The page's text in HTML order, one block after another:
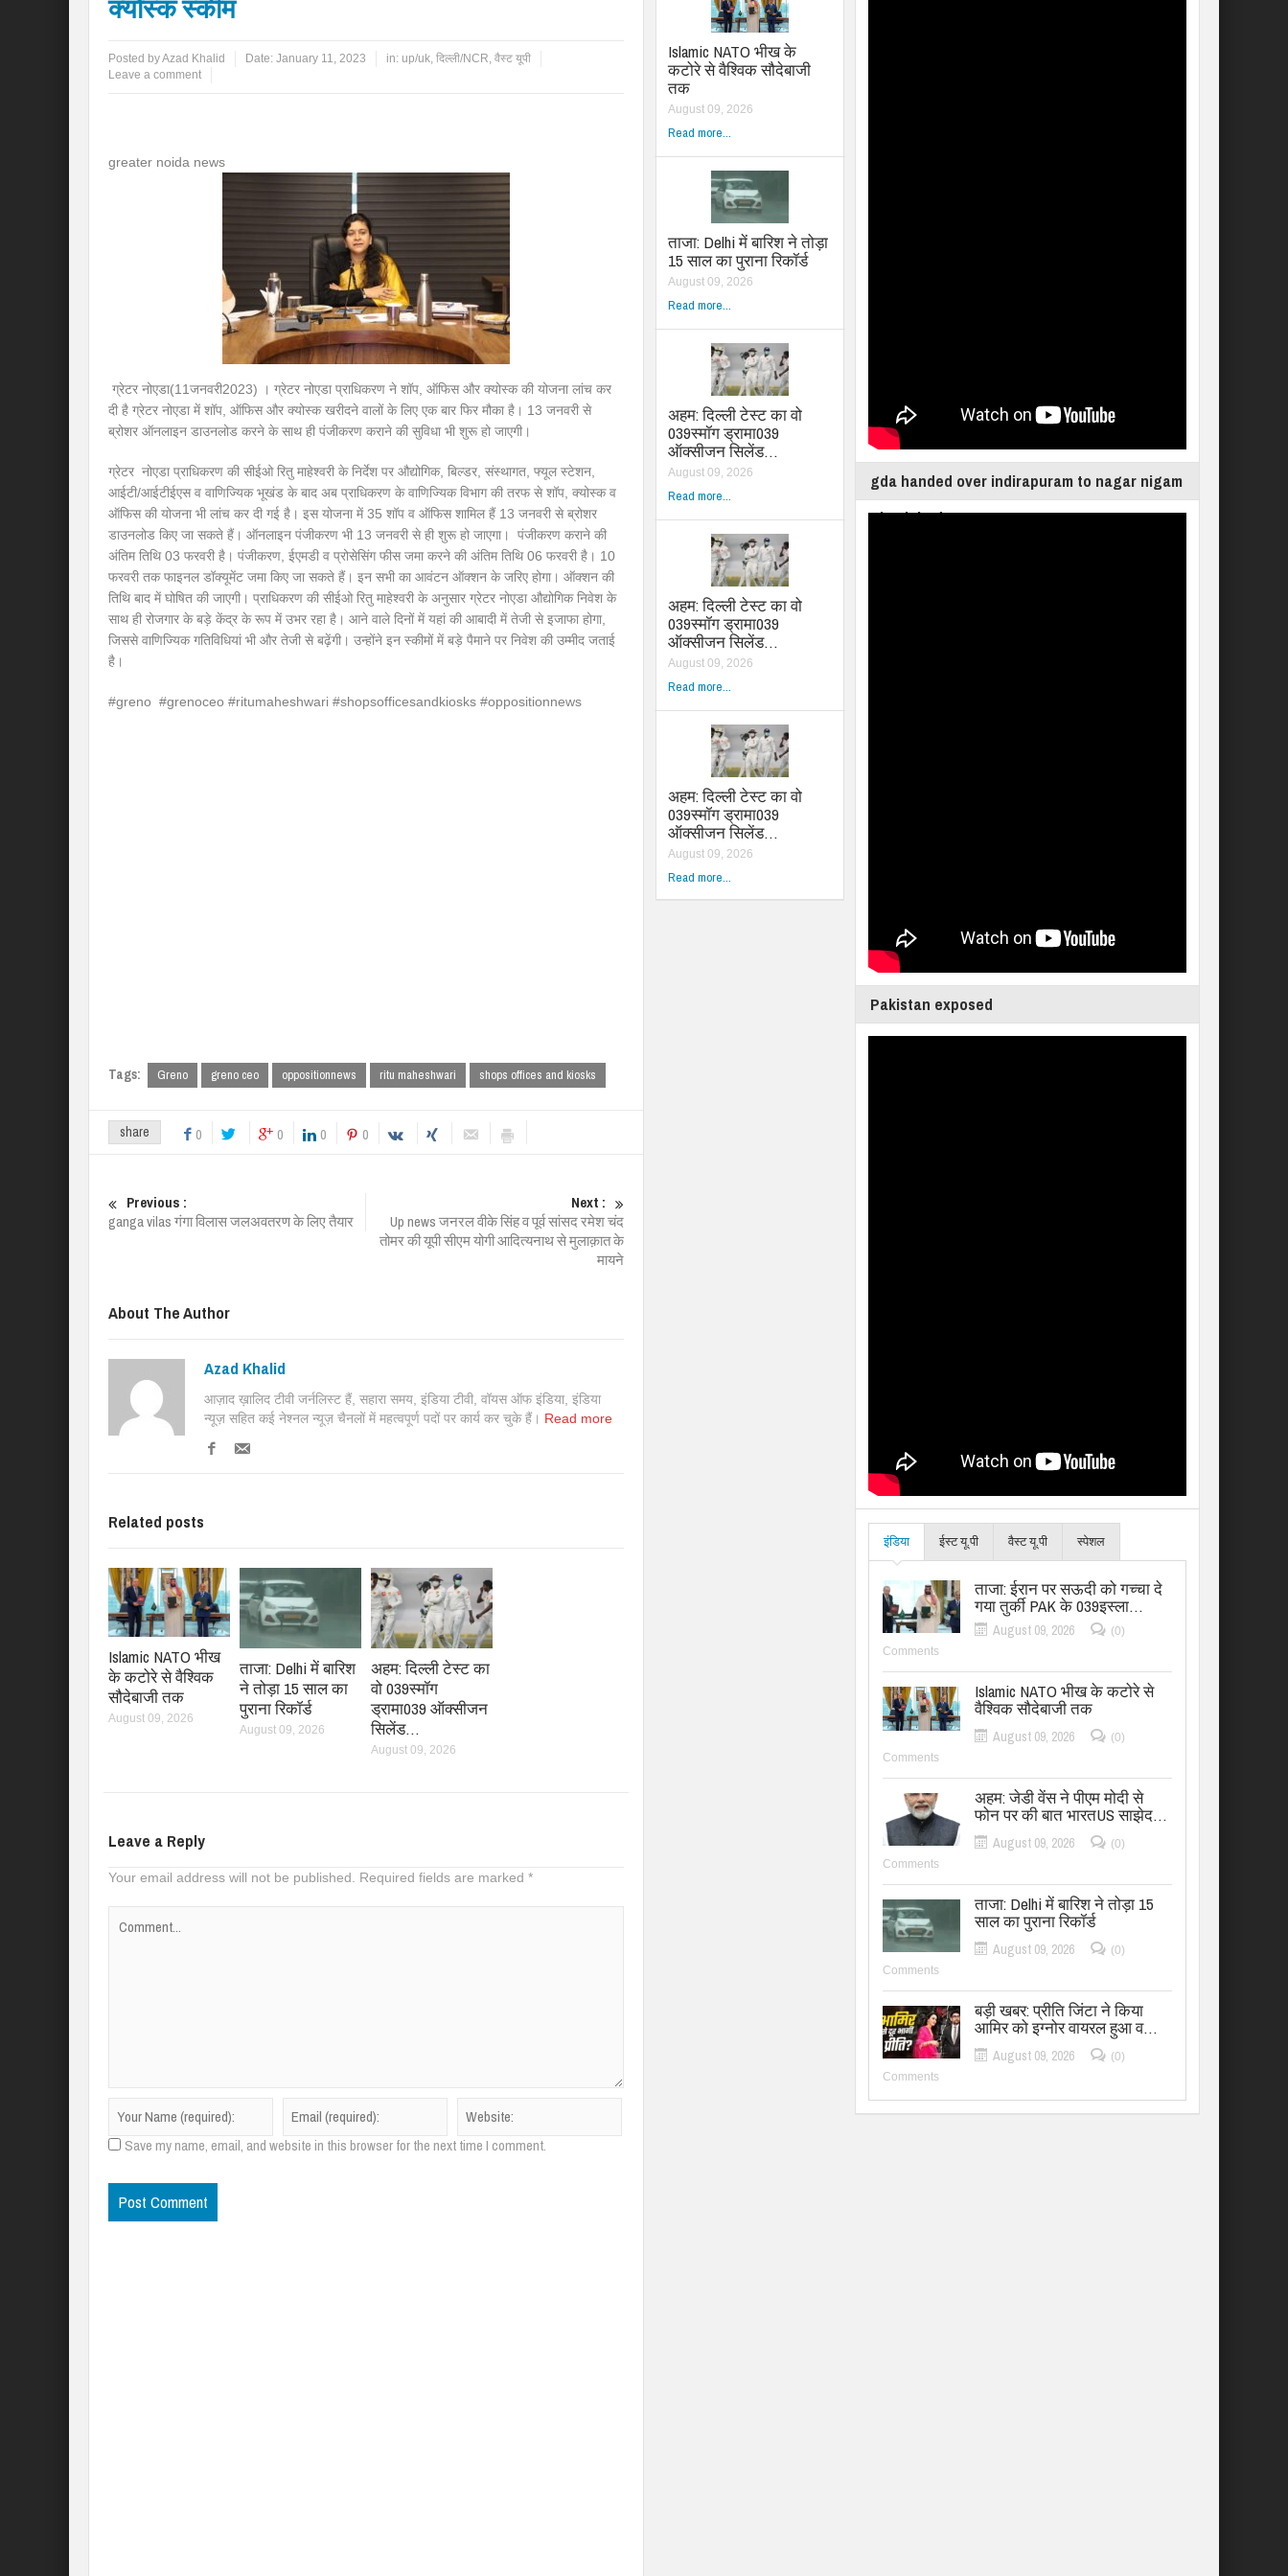
क्योस्क स्कीम
Posted byAzad Khalid Date: January 11, 2023 in: up/uk, दिल्ली/NCR, वैस्ट यूपी
Leave a comment
greater noida news
ग्रेटर नोएडा(11जनवरी2023) । ग्रेटर नोएडा प्राधिकरण ने शॉप, ऑफिस और क्योस्क की योजना लांच कर
दी है ग्रेटर नोएडा में शॉप, ऑफिस और क्योस्क खरीदने वालों के लिए एक बार फिर मौका है। 13 जनवरी से
ब्रोशर ऑनलाइन डाउनलोड करने के साथ ही पंजीकरण कराने की सुविधा भी शुरू हो जाएगी।
ग्रेटर नोएडा प्राधिकरण की सीईओ रितु माहेश्वरी के निर्देश पर औद्योगिक, बिल्डर, संस्थागत, फ्यूल स्टेशन,
आईटी/आईटीईएस व वाणिज्यिक भूखंड के बाद अब प्राधिकरण के वाणिज्यिक विभाग की तरफ से शॉप, क्योस्क व
ऑफिस की योजना भी लांच कर दी गई है। इस योजना में 35 शॉप व ऑफिस शामिल हैं 13 जनवरी से ब्रोशर
डाउनलोड किए जा सकते हैं। ऑनलाइन पंजीकरण भी 13 जनवरी से ही शुरू हो जाएगा। पंजीकरण कराने की
अंतिम तिथि 03 फरवरी है। पंजीकरण, ईएमडी व प्रोसेसिंग फीस जमा करने की अंतिम तिथि 06 फरवरी है। 10
फरवरी तक फाइनल डॉक्यूमेंट जमा किए जा सकते हैं। इन सभी का आवंटन ऑक्शन के जरिए होगा। ऑक्शन की
तिथि बाद में घोषित की जाएगी। प्राधिकरण की सीईओ रितु माहेश्वरी के अनुसार ग्रेटर नोएडा औद्योगिक निवेश के
साथ ही रोजगार के बड़े केंद्र के रूप में उभर रहा है। आने वाले दिनों में यहां की आबादी में तेजी से इजाफा होगा,
जिससे वाणिज्यिक गतिविधियां भी और तेजी से बढ़ेंगी। उन्होंने इन स्कीमों में बड़े पैमाने पर निवेश की उम्मीद जताई
है।
#greno #grenoceo #ritumaheshwari #shopsofficesandkiosks #oppositionnews
Tags: Greno greno ceo oppositionnews ritu maheshwari shops offices and kiosks
share 0 0 0 0
Previous :
ganga vilas गंगा विलास जलअवतरण के लिए तैयार
Next :
Up news जनरल वीके सिंह व पूर्व सांसद रमेश चंद
तोमर की यूपी सीएम योगी आदित्यनाथ से मुलाक़ात के
मायने
About The Author
Azad Khalid
आज़ाद ख़ालिद टीवी जर्नलिस्ट हैं, सहारा समय, इंडिया टीवी, वॉयस ऑफ इंडिया, इंडिया
न्यूज़ सहित कई नेश्नल न्यूज़ चैनलों में महत्वपूर्ण पदों पर कार्य कर चुके हैं। Read more
Related posts
Islamic NATO भीख
के कटोरे से वैश्विक
सौदेबाजी तक
August 09, 2026
ताजा: Delhi में बारिश
ने तोड़ा 15 साल का
पुराना रिकॉर्ड
August 09, 2026
अहम: दिल्ली टेस्ट का
वो 039स्मॉग
ड्रामा039 ऑक्सीजन
सिलेंड…
August 09, 2026
Leave a Reply
Your email address will not be published. Required fields are marked *
Save my name, email, and website in this browser for the next time I comment.
Islamic NATO भीख के
कटोरे से वैश्विक सौदेबाजी
तक
August 09, 2026
Read more...
ताजा: Delhi में बारिश ने तोड़ा
15 साल का पुराना रिकॉर्ड
August 09, 2026
Read more...
अहम: दिल्ली टेस्ट का वो
039स्मॉग ड्रामा039
ऑक्सीजन सिलेंड…
August 09, 2026
Read more...
अहम: दिल्ली टेस्ट का वो
039स्मॉग ड्रामा039
ऑक्सीजन सिलेंड…
August 09, 2026
Read more...
अहम: दिल्ली टेस्ट का वो
039स्मॉग ड्रामा039
ऑक्सीजन सिलेंड…
August 09, 2026
Read more...
gda handed over indirapuram to nagar nigam
ghaziabad
Pakistan exposed
इंडिया ईस्ट यू.पी वैस्ट यू.पी स्पेशल
ताजा: ईरान पर सऊदी को गच्चा दे
गया तुर्की PAK के 039इस्ला…
August 09, 2026
(0)
Comments
Islamic NATO भीख के कटोरे से
वैश्विक सौदेबाजी तक
August 09, 2026
(0)
Comments
अहम: जेडी वेंस ने पीएम मोदी से
फोन पर की बात भारतUS साझेद…
August 09, 2026
(0)
Comments
ताजा: Delhi में बारिश ने तोड़ा 15
साल का पुराना रिकॉर्ड
August 09, 2026
(0)
Comments
बड़ी खबर: प्रीति जिंटा ने किया
आमिर को इग्नोर वायरल हुआ व…
August 09, 2026
(0)
Comments